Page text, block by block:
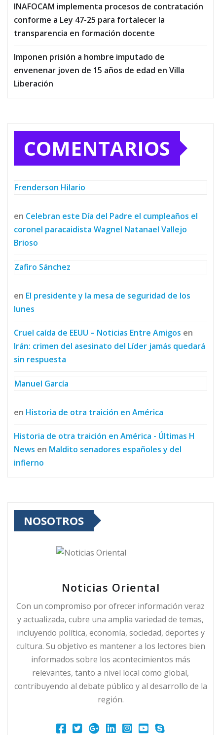
INAFOCAM implementa procesos de contratación
conforme a Ley 47-25 para fortalecer la
transparencia en formación docente
Imponen prisión a hombre imputado de
envenenar joven de 15 años de edad en Villa
Liberación
COMENTARIOS
Frenderson Hilario
en Celebran este Día del Padre el cumpleaños el
coronel paracaidista Wagnel Natanael Vallejo
Brioso
Zafiro Sánchez
en El presidente y la mesa de seguridad de los
lunes
Cruel caída de EEUU – Noticias Entre Amigos en
Irán: crimen del asesinato del Líder jamás quedará
sin respuesta
Manuel García
en Historia de otra traición en América
Historia de otra traición en América - Últimas H
News en Maldito senadores españoles y del
infierno
NOSOTROS
Noticias Oriental
Con un compromiso por ofrecer información veraz
y actualizada, cubre una amplia variedad de temas,
incluyendo política, economía, sociedad, deportes y
cultura. Su objetivo es mantener a los lectores bien
informados sobre los acontecimientos más
relevantes, tanto a nivel local como global,
contribuyendo al debate público y al desarrollo de la
región.